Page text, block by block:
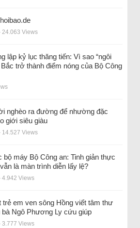
24.063 Views
lập kỷ lục thăng tiến: Vì sao “ngôi
Bắc trở thành điểm nóng của Bộ Công
nghèo ra đường để nhường đặc
giới siêu giàu
14.527 Views
bộ máy Bộ Công an: Tinh giản thực
là màn trình diễn lấy lệ?
4.942 Views
trẻ em ven sông Hồng viết tâm thư
bà Ngô Phương Ly cứu giúp
3.777 Views